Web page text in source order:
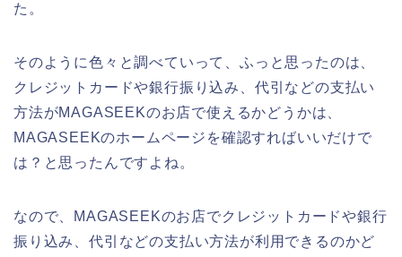
た。
そのように色々と調べていって、ふっと思ったのは、
クレジットカードや銀行振り込み、代引などの支払い
方法がMAGASEEKのお店で使えるかどうかは、
MAGASEEKのホームページを確認すればいいだけで
は？と思ったんですよね。
なので、MAGASEEKのお店でクレジットカードや銀行
振り込み、代引などの支払い方法が利用できるのかど